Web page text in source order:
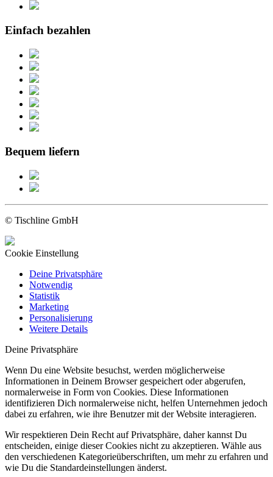
Einfach bezahlen
Bequem liefern
© Tischline GmbH
Cookie Einstellung
Deine Privatsphäre
Notwendig
Statistik
Marketing
Personalisierung
Weitere Details
Deine Privatsphäre
Wenn Du eine Website besuchst, werden möglicherweise
Informationen in Deinem Browser gespeichert oder abgerufen,
normalerweise in Form von Cookies. Diese Informationen
identifizieren Dich normalerweise nicht, helfen Unternehmen jedoch
dabei zu erfahren, wie ihre Benutzer mit der Website interagieren.
Wir respektieren Dein Recht auf Privatsphäre, daher kannst Du
entscheiden, einige dieser Cookies nicht zu akzeptieren. Wähle aus
den verschiedenen Kategorieüberschriften, um mehr zu erfahren und
wie Du die Standardeinstellungen änderst.